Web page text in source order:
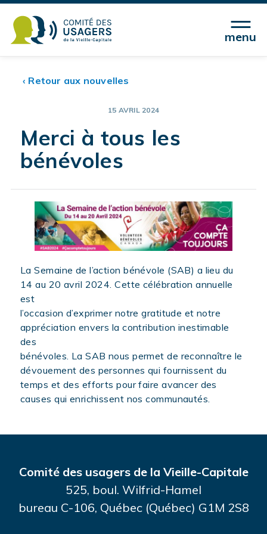
menu
‹ Retour aux nouvelles
15 AVRIL 2024
Merci à tous les
bénévoles
La Semaine de l’action bénévole (SAB) a lieu du
14 au 20 avril 2024. Cette célébration annuelle
est
l’occasion d’exprimer notre gratitude et notre
appréciation envers la contribution inestimable
des
bénévoles. La SAB nous permet de reconnaître le
dévouement des personnes qui fournissent du
temps et des efforts pour faire avancer des
causes qui enrichissent nos communautés.
Comité des usagers de la Vieille-Capitale
525, boul. Wilfrid-Hamel
bureau C-106, Québec (Québec) G1M 2S8